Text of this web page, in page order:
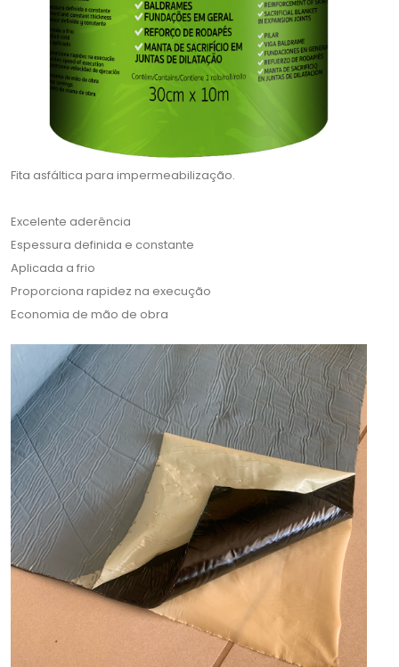
Fita asfáltica para impermeabilização.
Excelente aderência
Espessura definida e constante
Aplicada a frio
Proporciona rapidez na execução
Economia de mão de obra